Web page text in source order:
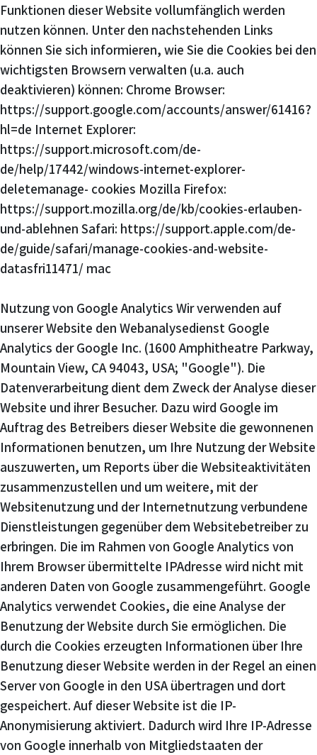
Funktionen dieser Website vollumfänglich werden
nutzen können. Unter den nachstehenden Links
können Sie sich informieren, wie Sie die Cookies bei den
wichtigsten Browsern verwalten (u.a. auch
deaktivieren) können: Chrome Browser:
https://support.google.com/accounts/answer/61416?
hl=de Internet Explorer:
https://support.microsoft.com/de-
de/help/17442/windows-internet-explorer-
deletemanage- cookies Mozilla Firefox:
https://support.mozilla.org/de/kb/cookies-erlauben-
und-ablehnen Safari: https://support.apple.com/de-
de/guide/safari/manage-cookies-and-website-
datasfri11471/ mac
Nutzung von Google Analytics Wir verwenden auf
unserer Website den Webanalysedienst Google
Analytics der Google Inc. (1600 Amphitheatre Parkway,
Mountain View, CA 94043, USA; "Google"). Die
Datenverarbeitung dient dem Zweck der Analyse dieser
Website und ihrer Besucher. Dazu wird Google im
Auftrag des Betreibers dieser Website die gewonnenen
Informationen benutzen, um Ihre Nutzung der Website
auszuwerten, um Reports über die Websiteaktivitäten
zusammenzustellen und um weitere, mit der
Websitenutzung und der Internetnutzung verbundene
Dienstleistungen gegenüber dem Websitebetreiber zu
erbringen. Die im Rahmen von Google Analytics von
Ihrem Browser übermittelte IPAdresse wird nicht mit
anderen Daten von Google zusammengeführt. Google
Analytics verwendet Cookies, die eine Analyse der
Benutzung der Website durch Sie ermöglichen. Die
durch die Cookies erzeugten Informationen über Ihre
Benutzung dieser Website werden in der Regel an einen
Server von Google in den USA übertragen und dort
gespeichert. Auf dieser Website ist die IP-
Anonymisierung aktiviert. Dadurch wird Ihre IP-Adresse
von Google innerhalb von Mitgliedstaaten der